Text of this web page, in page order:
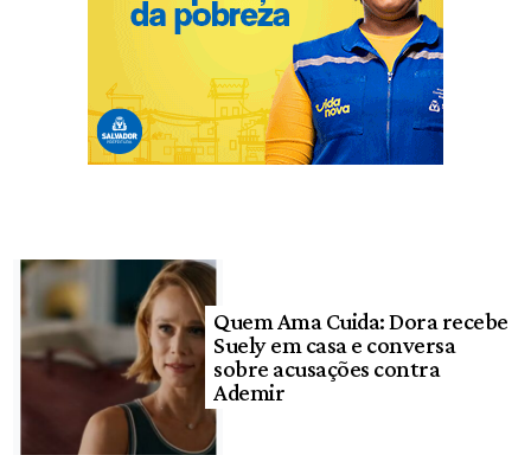
Quem Ama Cuida: Dora recebe
Suely em casa e conversa
sobre acusações contra
Ademir